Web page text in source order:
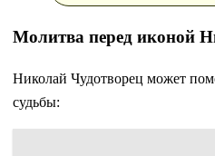
Молитва перед иконой
Николай Чудотворец может
судьбы: